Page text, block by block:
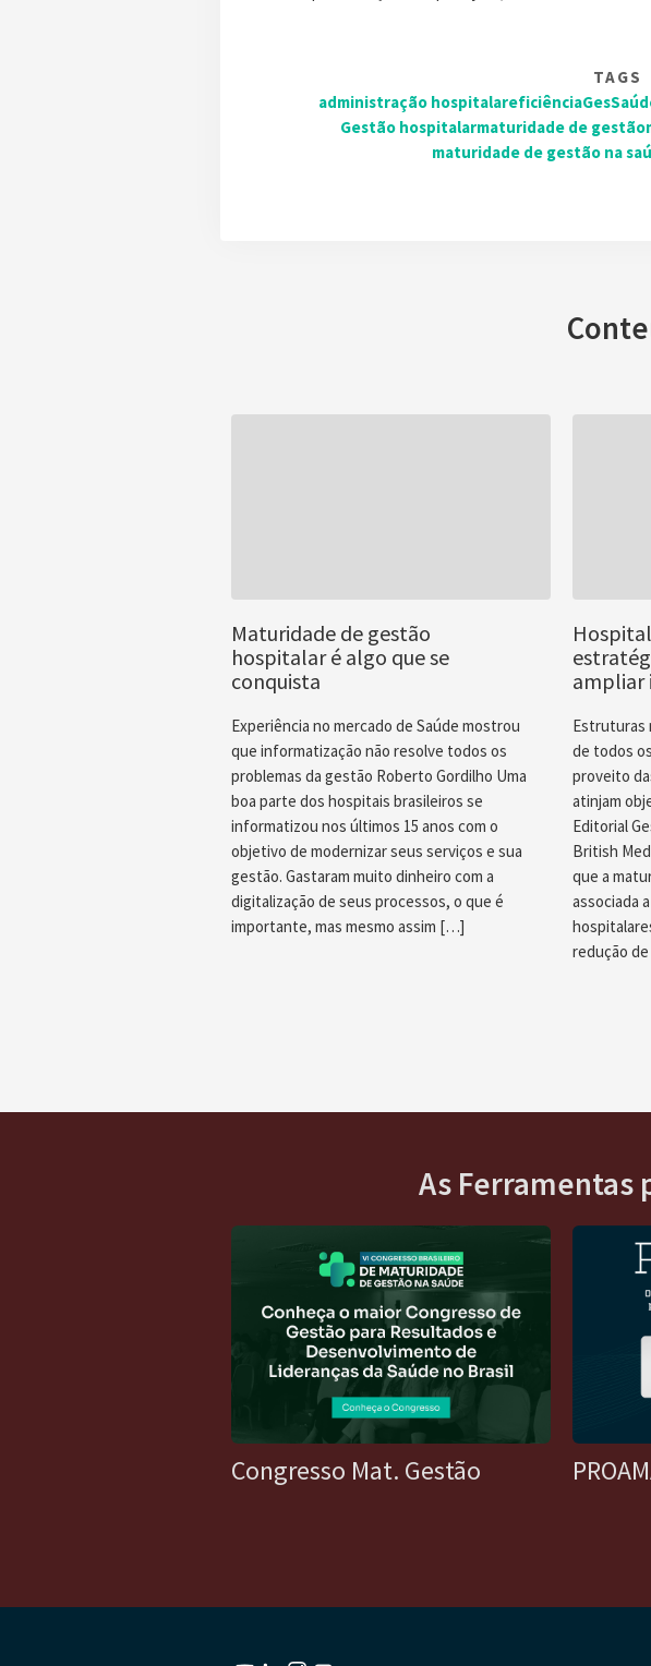
TAGS
administração hospitalareficiência
Gestão hospitalarmaturidade de gestão
maturidade de gestão na
Maturidade de gestão
hospitalar é algo que se
conquista
Experiência no mercado de Saúde mostrou
que informatização não resolve todos os
problemas da gestão Roberto Gordilho Uma
boa parte dos hospitais brasileiros se
informatizou nos últimos 15 anos com o
objetivo de modernizar seus serviços e sua
gestão. Gastaram muito dinheiro com a
digitalização de seus processos, o que é
importante, mas mesmo assim […]
ampliar
Estruturas
de todos
proveito
atinjam
Editorial
British
que a
associada
redução
As Ferramentas
Congresso Mat. Gestão